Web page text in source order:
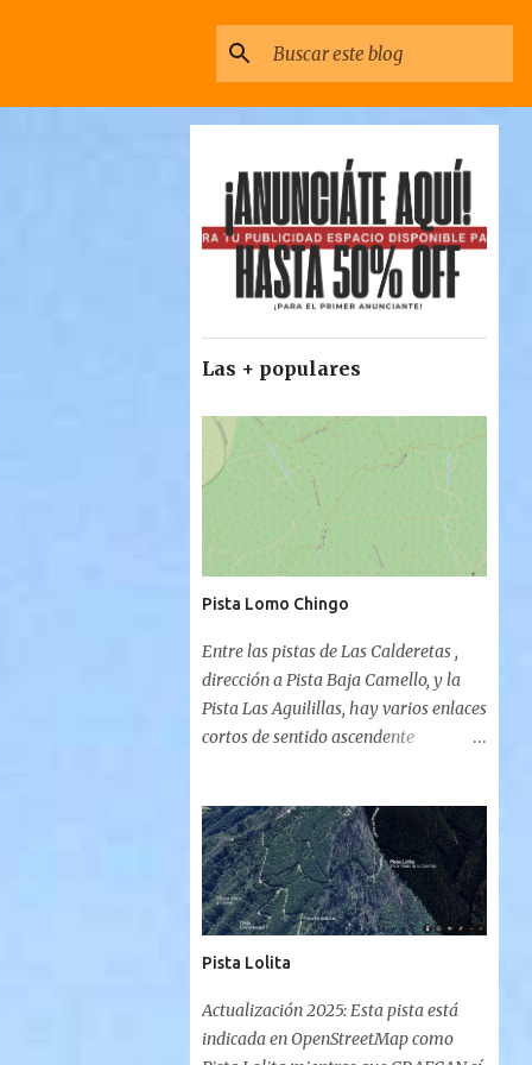
Las + populares
Pista Lomo Chingo
Entre las pistas de Las Calderetas ,
dirección a Pista Baja Camello, y la
Pista Las Aguilillas, hay varios enlaces
cortos de sentido ascendente
que permiten crear rutas circulares
con ambos trayectos. Estas pistas no
aparecen catalogadas en el Visor de
GRAFCAN pero eso no las hace
inexistentes. De posible origen de
explotación maderera, la Pista de
recorrido al finalizar la Pista de Las
Calderetas y comenzar el descenso
Pista Lolita
Actualización 2025: Esta pista está
indicada en OpenStreetMap como